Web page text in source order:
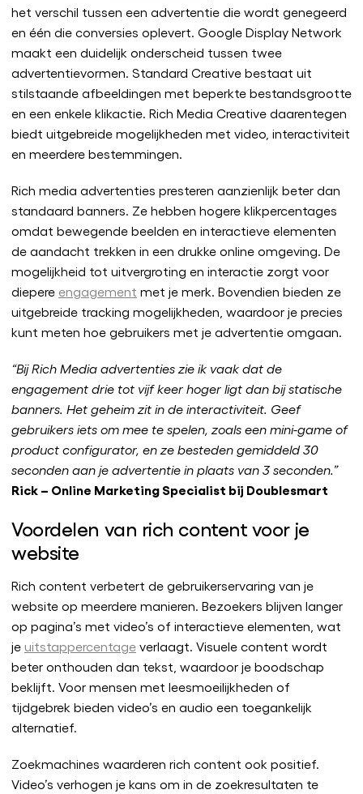
het verschil tussen een advertentie die wordt genegeerd
en één die conversies oplevert. Google Display Network
maakt een duidelijk onderscheid tussen twee
advertentievormen. Standard Creative bestaat uit
stilstaande afbeeldingen met beperkte bestandsgrootte
en een enkele klikactie. Rich Media Creative daarentegen
biedt uitgebreide mogelijkheden met video, interactiviteit
en meerdere bestemmingen.
Rich media advertenties presteren aanzienlijk beter dan
standaard banners. Ze hebben hogere klikpercentages
omdat bewegende beelden en interactieve elementen
de aandacht trekken in een drukke online omgeving. De
mogelijkheid tot uitvergroting en interactie zorgt voor
diepere engagement met je merk. Bovendien bieden ze
uitgebreide tracking mogelijkheden, waardoor je precies
kunt meten hoe gebruikers met je advertentie omgaan.
“Bij Rich Media advertenties zie ik vaak dat de
engagement drie tot vijf keer hoger ligt dan bij statische
banners. Het geheim zit in de interactiviteit. Geef
gebruikers iets om mee te spelen, zoals een mini-game of
product configurator, en ze besteden gemiddeld 30
seconden aan je advertentie in plaats van 3 seconden.”
Rick – Online Marketing Specialist bij Doublesmart
Voordelen van rich content voor je
website
Rich content verbetert de gebruikerservaring van je
website op meerdere manieren. Bezoekers blijven langer
op pagina’s met video’s of interactieve elementen, wat
je uitstappercentage verlaagt. Visuele content wordt
beter onthouden dan tekst, waardoor je boodschap
beklijft. Voor mensen met leesmoeilijkheden of
tijdgebrek bieden video’s en audio een toegankelijk
alternatief.
Zoekmachines waarderen rich content ook positief.
Video’s verhogen je kans om in de zoekresultaten te